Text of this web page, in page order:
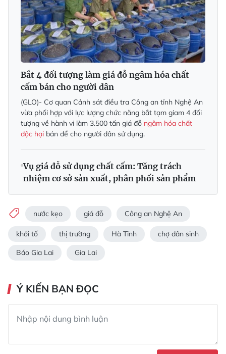
Bắt 4 đối tượng làm giá đỗ ngâm hóa chất
cấm bán cho người dân
(GLO)- Cơ quan Cảnh sát điều tra Công an tỉnh Nghệ An
vừa phối hợp với lực lượng chức năng bắt tạm giam 4 đối
tượng về hành vi làm 3.500 tấn giá đỗ ngâm hóa chất
độc hại bán để cho người dân sử dụng.
Vụ giá đỗ sử dụng chất cấm: Tăng trách
nhiệm cơ sở sản xuất, phân phối sản phẩm
nước kẹo giá đỗ Công an Nghệ An
khởi tố thị trường Hà Tĩnh chợ dân sinh
Báo Gia Lai Gia Lai
Ý KIẾN BẠN ĐỌC